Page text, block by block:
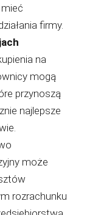
firmy.
na
mogą
przynoszą
najlepsze
może
rozrachunku